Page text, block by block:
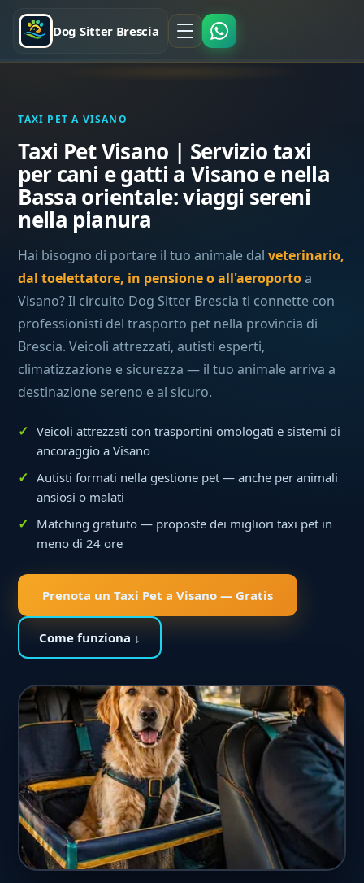
Dog Sitter Brescia
TAXI PET A VISANO
Taxi Pet Visano | Servizio taxi
per cani e gatti a Visano e nella
Bassa orientale: viaggi sereni
nella pianura
Hai bisogno di portare il tuo animale dalveterinario,
dal toelettatore, in pensione o all'aeroportoa
Visano? Il circuito Dog Sitter Brescia ti connette con
professionisti del trasporto pet nella provincia di
Brescia. Veicoli attrezzati, autisti esperti,
climatizzazione e sicurezza — il tuo animale arriva a
destinazione sereno e al sicuro.
Veicoli attrezzati con trasportini omologati e sistemi di
ancoraggio a Visano
Autisti formati nella gestione pet — anche per animali
ansiosi o malati
Matching gratuito — proposte dei migliori taxi pet in
meno di 24 ore
Prenota un Taxi Pet a Visano — Gratis
Come funziona ↓